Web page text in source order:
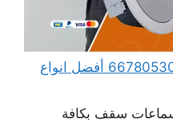
فني سماعات سقف بلوتوث 66780530 أفضل انواع
سقف بكافة